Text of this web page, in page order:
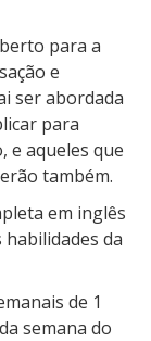
para a
e
ser abordada
para
e aqueles que
também.
em inglês
habilidades da
de 1
semana do